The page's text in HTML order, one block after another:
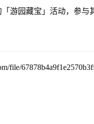
游园藏宝」活动，参与